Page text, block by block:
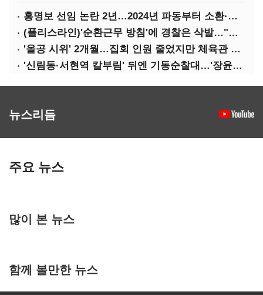
홍명보 선임 논란 2년…2024년 파동부터 소환·압색까지
(폴리스라인)'순환근무 방침'에 경찰은 삭발…"베테랑·수사력 보강 먼저"
'올공 시위' 2개월…집회 인원 줄었지만 체육관 봉쇄 계속
'신림동·서현역 칼부림' 뒤엔 기동순찰대…'장윤기 은폐·조작' 후엔 내부비리수사대
뉴스리듬
주요 뉴스
많이 본 뉴스
함께 볼만한 뉴스